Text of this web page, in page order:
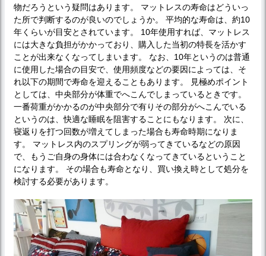
物だろうという疑問はあります。 マットレスの寿命はどういっ
た所で判断するのが良いのでしょうか。 平均的な寿命は、約10
年くらいが目安とされています。 10年使用すれば、マットレス
には大きな負担がかかっており、購入した当初の特長を活かす
ことが出来なくなってしまいます。 なお、10年というのは普通
に使用した場合の目安で、使用頻度などの要因によっては、そ
れ以下の期間で寿命を迎えることもあります。 見極めポイント
としては、中央部分が体重でへこんでしまっているときです。
一番荷重がかかるのが中央部分で有りその部分がへこんでいる
というのは、快適な睡眠を阻害することにもなります。 次に、
寝返りを打つ回数が増えてしまった場合も寿命時期になりま
す。 マットレス内のスプリングが弱ってきているなどの原因
で、もうご自身の身体には合わなくなってきているということ
になります。 その場合も寿命となり、買い換え時として処分を
検討する必要があります。